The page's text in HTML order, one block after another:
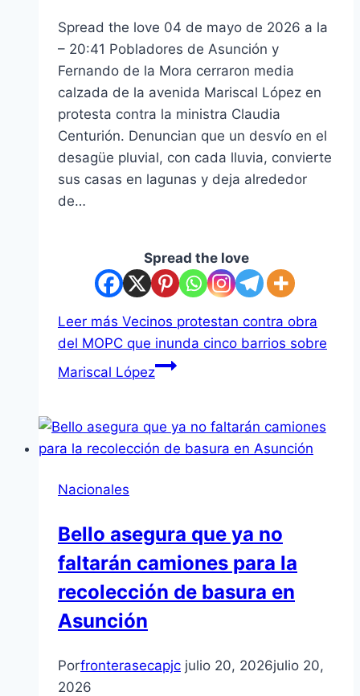
Spread the love 04 de mayo de 2026 a la
– 20:41 Pobladores de Asunción y
Fernando de la Mora cerraron media
calzada de la avenida Mariscal López en
protesta contra la ministra Claudia
Centurión. Denuncian que un desvío en el
desagüe pluvial, con cada lluvia, convierte
sus casas en lagunas y deja alrededor
de…
Spread the love
Leer más Vecinos protestan contra obra
del MOPC que inunda cinco barrios sobre
Mariscal López
Nacionales
Bello asegura que ya no
faltarán camiones para la
recolección de basura en
Asunción
Porfronterasecapjc julio 20, 2026julio 20,
2026